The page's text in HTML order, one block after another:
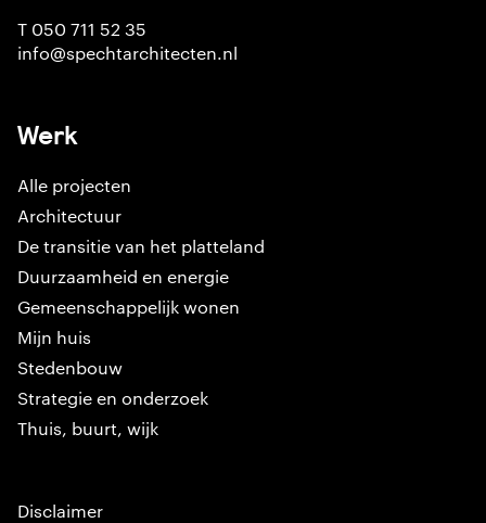
T 050 711 52 35
info@spechtarchitecten.nl
Werk
Alle projecten
Architectuur
De transitie van het platteland
Duurzaamheid en energie
Gemeenschappelijk wonen
Mijn huis
Stedenbouw
Strategie en onderzoek
Thuis, buurt, wijk
Disclaimer